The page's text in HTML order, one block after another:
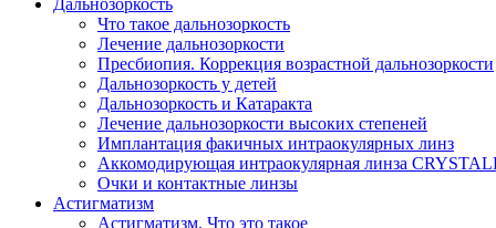
Дальнозоркость
Что такое дальнозоркость
Лечение дальнозоркости
Пресбиопия. Коррекция возрастной дальнозоркости
Дальнозоркость у детей
Дальнозоркость и Катаракта
Лечение дальнозоркости высоких степеней
Имплантация факичных интраокулярных линз
Аккомодирующая интраокулярная линза
Очки и контактные линзы
Астигматизм
Астигматизм. Что это такое